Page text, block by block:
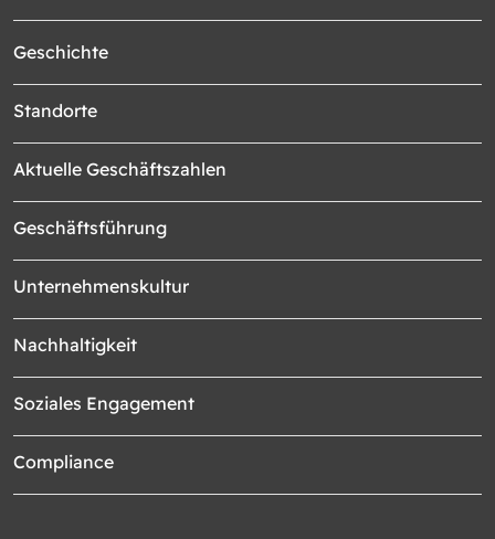
Geschichte
Standorte
Aktuelle Geschäftszahlen
Geschäftsführung
Unternehmenskultur
Nachhaltigkeit
Soziales Engagement
Compliance